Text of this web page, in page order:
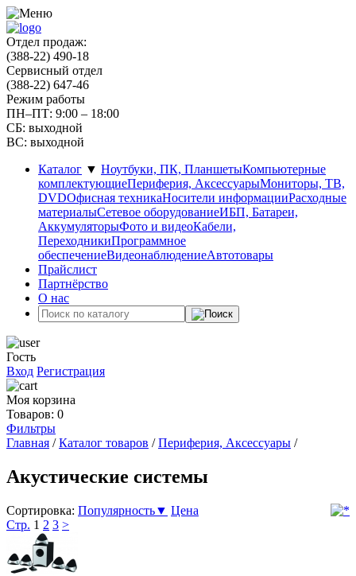
Отдел продаж:
(388-22) 490-18
Сервисный отдел
(388-22) 647-46
Режим работы
ПН–ПТ: 9:00 – 18:00
СБ: выходной
ВС: выходной
Каталог ▼ Ноутбуки, ПК, ПланшетыКомпьютерные
комплектующиеПериферия, АксессуарыМониторы, ТВ,
DVDОфисная техникаНосители информацииРасходные
материалыСетевое оборудованиеИБП, Батареи,
АккумуляторыФото и видеоКабели,
ПереходникиПрограммное
обеспечениеВидеонаблюдениеАвтотовары
Прайслист
Партнёрство
О нас
Гость
Вход Регистрация
Моя корзина
Товаров: 0
Фильтры
Главная /Каталог товаров /Периферия, Аксессуары /
Акустические системы
Сортировка: Популярность▼ Цена
Стр. 1 2 3 >